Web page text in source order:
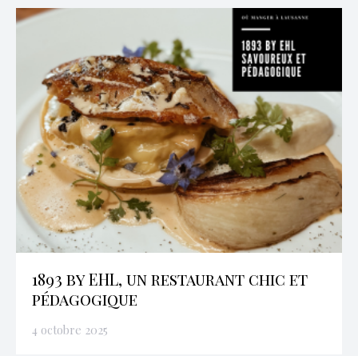
1893 by EHL, un restaurant chic et
pédagogique
4 octobre 2025